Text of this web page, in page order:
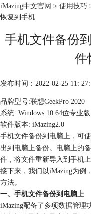
iMazing中文官网 > 使用技巧
恢复到手机
手机文件备份
件
发布时间：2022-02-25 11: 27:
品牌型号:联想GeekPro 2020
系统: Windows 10 64位专业版
软件版本: iMazing2.0
手机文件备份到电脑上，可
出到电脑上备份。电脑上的
件，将文件重新导入到手机上
接下来，我们以iMazing为例
方法。
一、手机文件备份到电脑上
iMazing配备了多项数据管理